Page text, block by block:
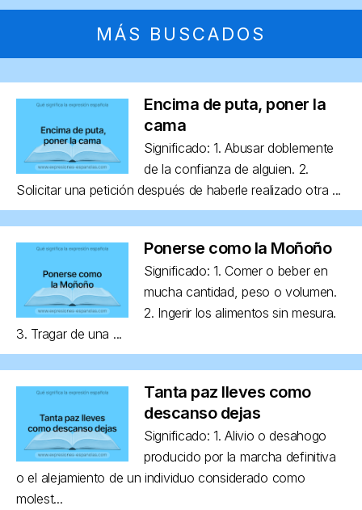
MÁS BUSCADOS
Encima de puta, poner la
cama
Significado: 1. Abusar doblemente
de la confianza de alguien. 2.
Solicitar una petición después de haberle realizado otra ...
Ponerse como la Moñoño
Significado: 1. Comer o beber en
mucha cantidad, peso o volumen.
2. Ingerir los alimentos sin mesura.
3. Tragar de una ...
Tanta paz lleves como
descanso dejas
Significado: 1. Alivio o desahogo
producido por la marcha definitiva
o el alejamiento de un individuo considerado como
molest...